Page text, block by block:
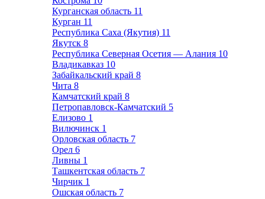
Курганская область 11
Курган 11
Республика Саха (Якутия) 11
Якутск 8
Республика Северная Осетия — Алания 10
Владикавказ 10
Забайкальский край 8
Чита 8
Камчатский край 8
Петропавловск-Камчатский 5
Елизово 1
Вилючинск 1
Орловская область 7
Орел 6
Ливны 1
Ташкентская область 7
Чирчик 1
Ошская область 7